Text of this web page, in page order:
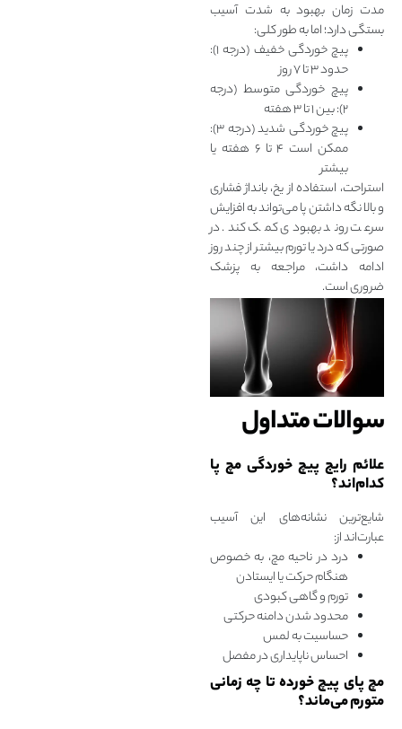
مدت زمان بهبود به شدت آسیب
بستگی دارد؛ اما به‌ طور کلی:
پیچ‌ خوردگی خفیف (درجه ۱):
حدود ۳ تا ۷ روز
پیچ‌ خوردگی متوسط (درجه
۲): بین ۱ تا ۳ هفته
پیچ‌ خوردگی شدید (درجه ۳):
ممکن است ۴ تا ۶ هفته یا
بیشتر
استراحت، استفاده از یخ، بانداژ فشاری
و بالا نگه‌ داشتن پا می‌تواند به افزایش
سرعت روند بهبودی کمک کند. در
صورتی که درد یا تورم بیشتر از چند روز
ادامه داشت، مراجعه به پزشک
ضروری است.
سوالات متداول
علائم رایج پیچ‌ خوردگی مچ پا
کدام‌اند؟
شایع‌ترین نشانه‌های این آسیب
عبارت‌اند از:
درد در ناحیه مچ، به‌ خصوص
هنگام حرکت یا ایستادن
تورم و گاهی کبودی
محدود شدن دامنه حرکتی
حساسیت به لمس
احساس ناپایداری در مفصل
مچ پای پیچ خورده تا چه زمانی
متورم می‌ماند؟